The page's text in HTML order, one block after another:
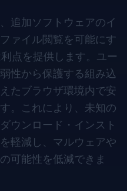
追加ソフトウェアのイ
ァイル閲覧を可能にす
点を提供します。ユー
性から保護する組み込
たブラウザ環境内で安
。これにより、未知の
ウンロード・インスト
軽減し、マルウェアや
可能性を低減できま